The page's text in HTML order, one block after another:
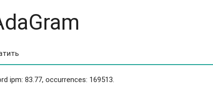
ipm: 83.77, occurrences: 169513.